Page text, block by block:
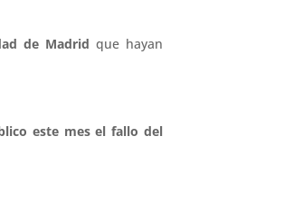
de Madrid que hayan
este mes el fallo del